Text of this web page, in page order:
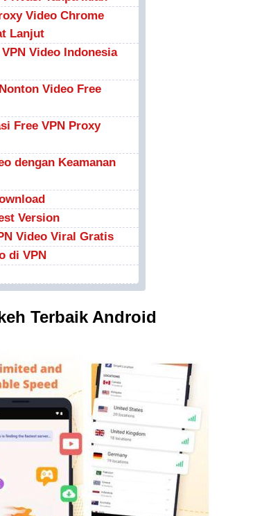
Video Chrome
Lanjut
Video Indonesia
Video Free
Free VPN Proxy
dengan Keamanan
Version
Video Viral Gratis
di VPN
Terbaik Android